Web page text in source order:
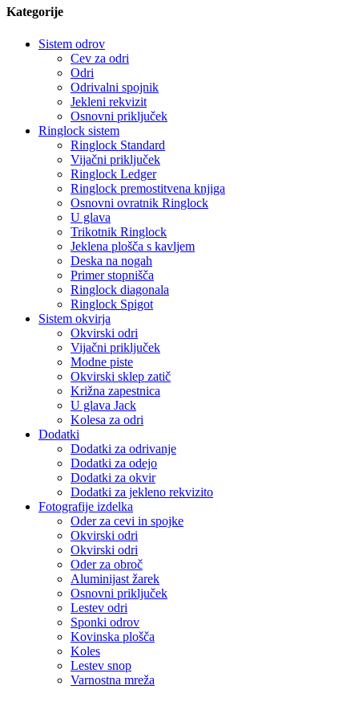
Kategorije
Sistem odrov
Cev za odri
Odri
Odrivalni spojnik
Jekleni rekvizit
Osnovni priključek
Ringlock sistem
Ringlock Standard
Vijačni priključek
Ringlock Ledger
Ringlock premostitvena knjiga
Osnovni ovratnik Ringlock
U glava
Trikotnik Ringlock
Jeklena plošča s kavljem
Deska na nogah
Primer stopnišča
Ringlock diagonala
Ringlock Spigot
Sistem okvirja
Okvirski odri
Vijačni priključek
Modne piste
Okvirski sklep zatič
Križna zapestnica
U glava Jack
Kolesa za odri
Dodatki
Dodatki za odrivanje
Dodatki za odejo
Dodatki za okvir
Dodatki za jekleno rekvizito
Fotografije izdelka
Oder za cevi in ​​spojke
Okvirski odri
Okvirski odri
Oder za obroč
Aluminijast žarek
Osnovni priključek
Lestev odri
Sponki odrov
Kovinska plošča
Koles
Lestev snop
Varnostna mreža